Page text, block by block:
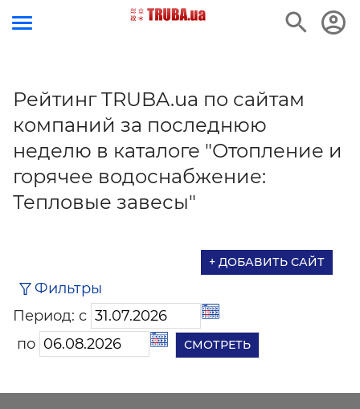
Рейтинг TRUBA.ua по сайтам
компаний за последнюю
неделю в каталоге "Отопление и
горячее водоснабжение:
Тепловые завесы"
+ ДОБАВИТЬ САЙТ
Фильтры
Период: с
по